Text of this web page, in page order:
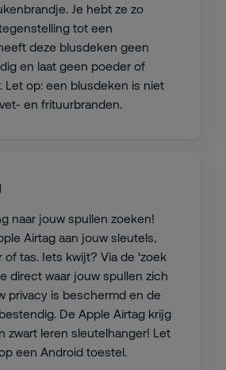
Je hebt ze zo
tot een
deze blusdeken geen
en laat geen poeder of
Let op: een blusdeken is niet
en frituurbranden.
naar jouw spullen zoeken!
Airtag aan jouw sleutels,
of tas. Iets kwijt? Via de 'zoek
direct waar jouw spullen zich
privacy is beschermd en de
De Apple Airtag krijg
zwart leren sleutelhanger! Let
een Android toestel.